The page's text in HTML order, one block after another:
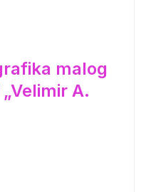
malog
A.